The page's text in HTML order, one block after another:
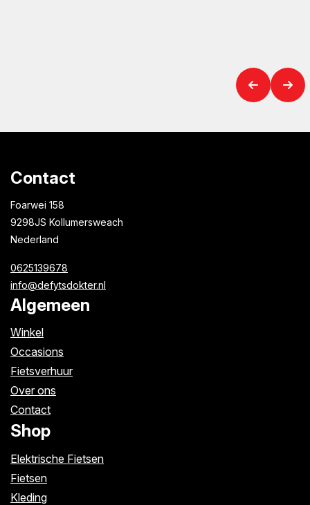
Contact
Foarwei 158
9298JS Kollumersweach
Nederland
0625139678
info@defytsdokter.nl
Algemeen
Winkel
Occasions
Fietsverhuur
Over ons
Contact
Shop
Elektrische Fietsen
Fietsen
Kleding